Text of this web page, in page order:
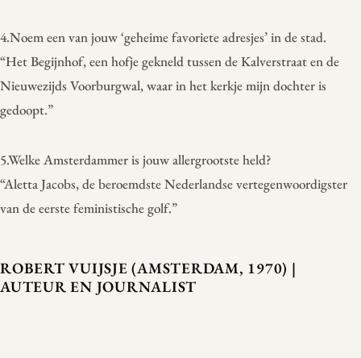
4.Noem een van jouw ‘geheime favoriete adresjes’ in de stad.
“Het Begijnhof, een hofje gekneld tussen de Kalverstraat en de
Nieuwezijds Voorburgwal, waar in het kerkje mijn dochter is
gedoopt.”
5.Welke Amsterdammer is jouw allergrootste held?
“Aletta Jacobs, de beroemdste Nederlandse vertegenwoordigster
van de eerste feministische golf.”
ROBERT VUIJSJE (AMSTERDAM, 1970) |
AUTEUR EN JOURNALIST